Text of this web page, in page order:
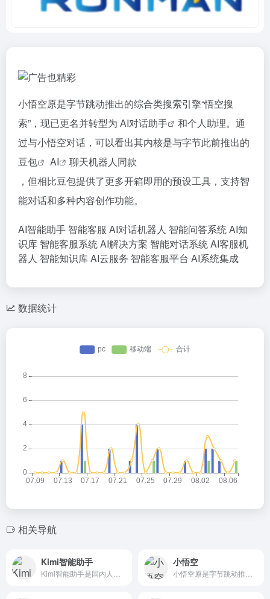
小悟空原是字节跳动推出的综合类搜索引擎“悟空搜
索”，现已更名并转型为 AI对话助手
和个人助理。通
过与小悟空对话，可以看出其内核是与字节此前推出的
豆包
AI
聊天机器人同款
，但相比豆包提供了更多开箱即用的预设工具，支持智
能对话和多种内容创作功能。
AI智能助手 智能客服 AI对话机器人 智能问答系统AI知
识库 智能客服系统AI解决方案 智能对话系统AI客服机
器人 智能知识库AI云服务 智能客服平台 AI系统集成
数据统计
相关导航
Kimi智能助手 小悟空